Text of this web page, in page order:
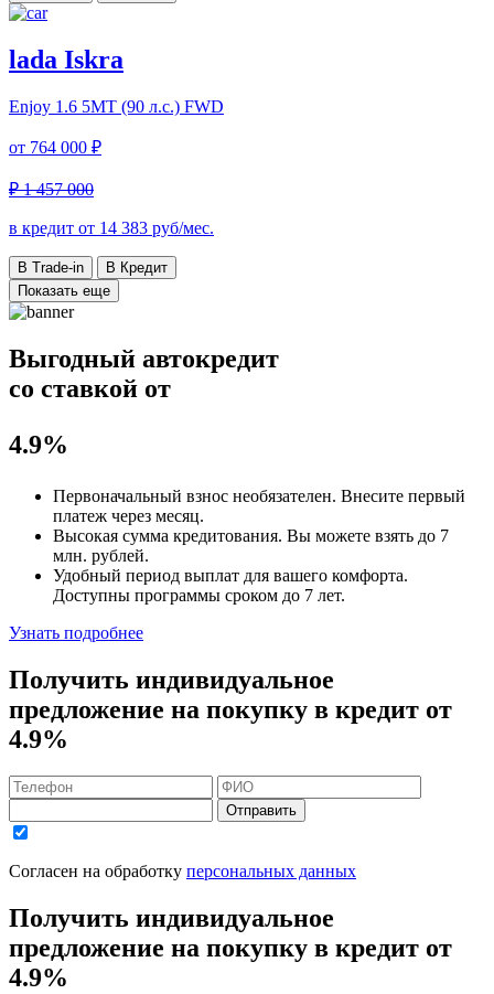
lada Iskra
Enjoy 1.6 5МТ (90 л.с.) FWD
от 764 000 ₽
₽ 1 457 000
в кредит от 14 383 руб/мес.
В Trade-in
В Кредит
Показать еще
Выгодный автокредит
со ставкой от
4.9%
Первоначальный взнос необязателен. Внесите первый
платеж через месяц.
Высокая сумма кредитования. Вы можете взять до 7
млн. рублей.
Удобный период выплат для вашего комфорта.
Доступны программы сроком до 7 лет.
Узнать подробнее
Получить индивидуальное
предложение на покупку в кредит от
4.9%
Отправить
Согласен на обработку персональных данных
Получить индивидуальное
предложение на покупку в кредит от
4.9%